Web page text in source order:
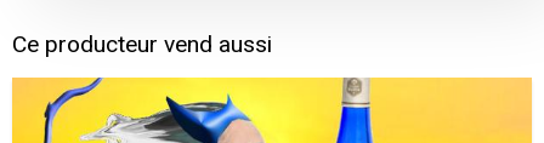
Ce producteur vend aussi